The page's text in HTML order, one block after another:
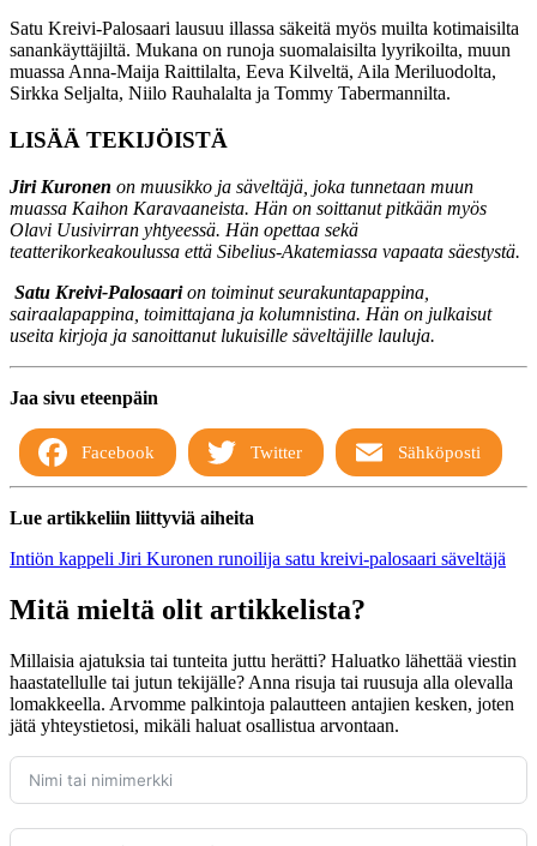
Satu Kreivi-Palosaari lausuu illassa säkeitä myös muilta kotimaisilta
sanankäyttäjiltä. Mukana on runoja suomalaisilta lyyrikoilta, muun
muassa Anna-Maija Raittilalta, Eeva Kilveltä, Aila Meriluodolta,
Sirkka Seljalta, Niilo Rauhalalta ja Tommy Tabermannilta.
LISÄÄ TEKIJÖISTÄ
Jiri Kuronen on muusikko ja säveltäjä, joka tunnetaan muun
muassa Kaihon Karavaaneista. Hän on soittanut pitkään myös
Olavi Uusivirran yhtyeessä. Hän opettaa sekä
teatterikorkeakoulussa että Sibelius-Akatemiassa vapaata säestystä.
Satu Kreivi-Palosaarion toiminut seurakuntapappina,
sairaalapappina, toimittajana ja kolumnistina. Hän on julkaisut
useita kirjoja ja sanoittanut lukuisille säveltäjille lauluja.
Jaa sivu eteenpäin
Facebook Twitter Sähköposti
Lue artikkeliin liittyviä aiheita
Intiön kappeli Jiri Kuronen runoilija satu kreivi-palosaari säveltäjä
Mitä mieltä olit artikkelista?
Millaisia ajatuksia tai tunteita juttu herätti? Haluatko lähettää viestin
haastatellulle tai jutun tekijälle? Anna risuja tai ruusuja alla olevalla
lomakkeella. Arvomme palkintoja palautteen antajien kesken, joten
jätä yhteystietosi, mikäli haluat osallistua arvontaan.